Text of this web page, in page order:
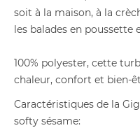
soit à la maison, à la
les balades en poussette
100% polyester, cette
chaleur, confort et bien-
Caractéristiques de la
softy sésame: